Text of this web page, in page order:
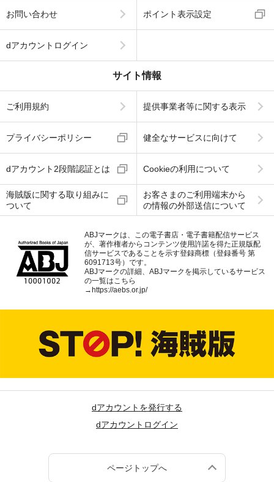
お問い合わせ ポイント表示設定
dアカウントログイン
サイト情報
ご利用規約 提供事業者等に関する表示
プライバシーポリシー 健全なサービスに向けて
dアカウント2段階認証とは Cookieの利用について
海賊版に関する取り組みに
ついて
お客さまのご利用端末から
の情報の外部送信について
ABJマークは、この電子書店・電子書籍配信サービス
が、著作権者からコンテンツ使用許諾を得た正規版配
信サービスであることを示す登録商標（登録番号 第
6091713号）です。
ABJマークの詳細、ABJマークを掲示しているサービス
の一覧はこちら
→https://aebs.or.jp/
dアカウントを発行する
dアカウントログイン
ページトップへ